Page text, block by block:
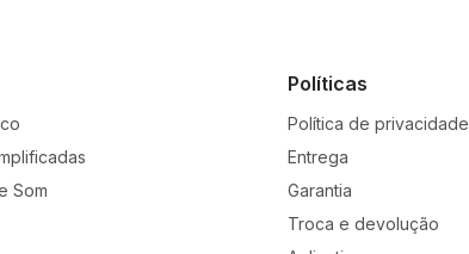
Som
Políticas
Política de privacidade
Entrega
Garantia
Troca e devolução